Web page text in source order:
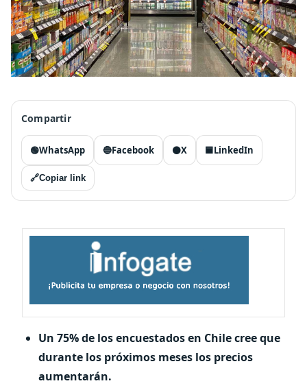
Compartir
🟢WhatsApp 🔵Facebook ⚫X 🟦LinkedIn
🔗Copiar link
Un 75% de los encuestados en Chile cree que
durante los próximos meses los precios
aumentarán.